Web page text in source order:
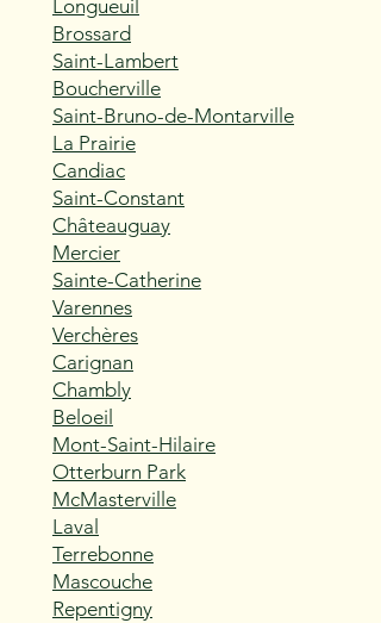
Longueuil
Brossard
Saint-Lambert
Boucherville
Saint-Bruno-de-Montarville
La Prairie
Candiac
Saint-Constant
Châteauguay
Mercier
Sainte-Catherine
Varennes
Verchères
Carignan
Chambly
Beloeil
Mont-Saint-Hilaire
Otterburn Park
McMasterville
Laval
Terrebonne
Mascouche
Repentigny